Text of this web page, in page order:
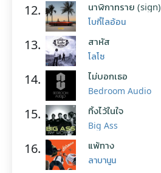
12. นาฬิกาทราย (sign)
โบกี้ไลอ้อน
13. สาหัส
โลโซ
14. ไม่บอกเธอ
Bedroom Audio
15. ทิ้งไว้ในใจ
Big Ass
16. แพ้ทาง
ลาบานูน